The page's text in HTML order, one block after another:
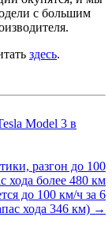
с большим
здесь.
Model 3 в
разгон до 100
хода более 480 км
до 100 км/ч за 6
хода 346 км) →